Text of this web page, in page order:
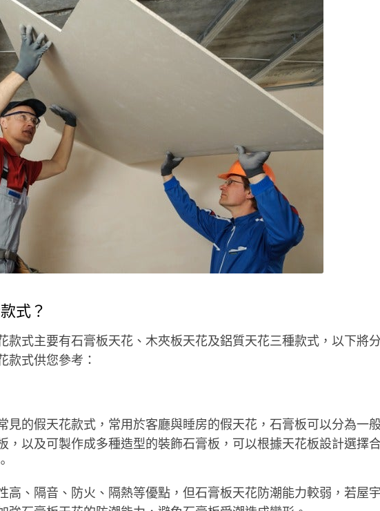
式？
款式主要有石膏板天花、木夾板天花及鋁質天花三種款式，以下將分
款式供您參考：
見的假天花款式，常用於客廳與睡房的假天花，石膏板可以分為一
，以及可製作成多種造型的裝飾石膏板，可以根據天花板設計選擇
高、隔音、防火、隔熱等優點，但石膏板天花防潮能力較弱，若屋宇